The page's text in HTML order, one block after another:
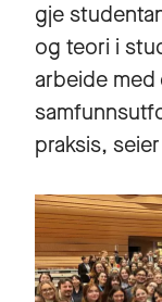
gje
og teori i
arbeide
praksis,